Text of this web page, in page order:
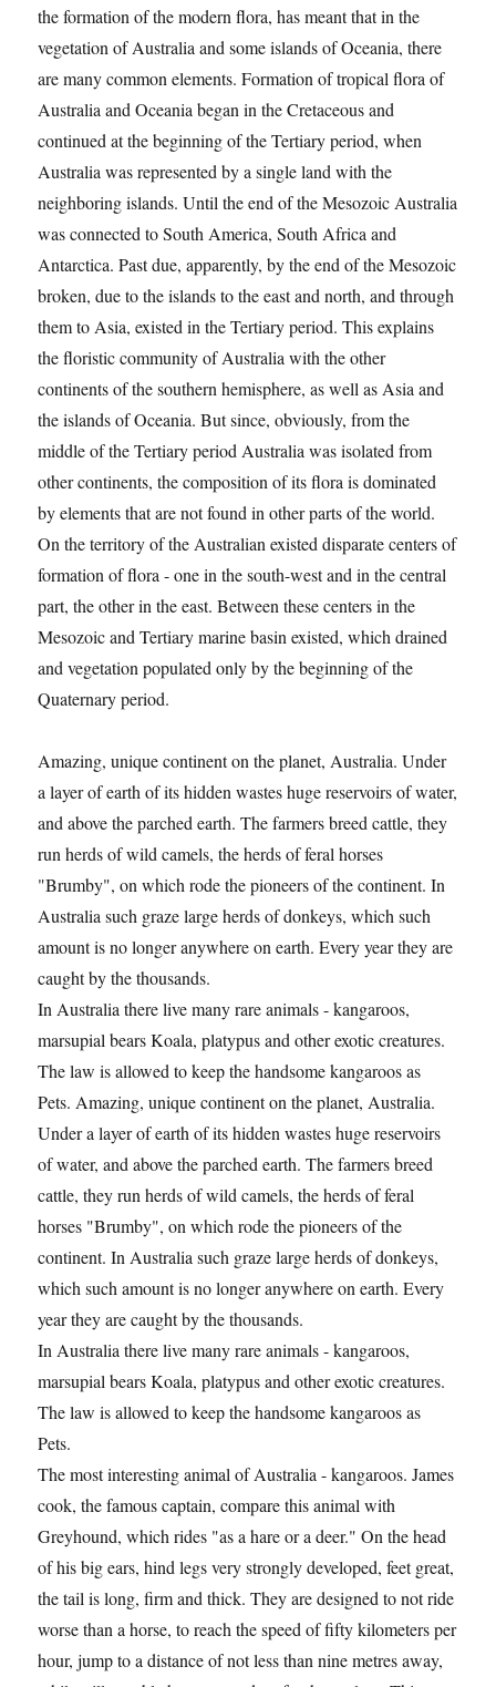
the formation of the modern flora, has meant that in the
vegetation of Australia and some islands of Oceania, there
are many common elements. Formation of tropical flora of
Australia and Oceania began in the Cretaceous and
continued at the beginning of the Tertiary period, when
Australia was represented by a single land with the
neighboring islands. Until the end of the Mesozoic Australia
was connected to South America, South Africa and
Antarctica. Past due, apparently, by the end of the Mesozoic
broken, due to the islands to the east and north, and through
them to Asia, existed in the Tertiary period. This explains
the floristic community of Australia with the other
continents of the southern hemisphere, as well as Asia and
the islands of Oceania. But since, obviously, from the
middle of the Tertiary period Australia was isolated from
other continents, the composition of its flora is dominated
by elements that are not found in other parts of the world.
On the territory of the Australian existed disparate centers of
formation of flora - one in the south-west and in the central
part, the other in the east. Between these centers in the
Mesozoic and Tertiary marine basin existed, which drained
and vegetation populated only by the beginning of the
Quaternary period.
Amazing, unique continent on the planet, Australia. Under
a layer of earth of its hidden wastes huge reservoirs of water,
and above the parched earth. The farmers breed cattle, they
run herds of wild camels, the herds of feral horses
"Brumby", on which rode the pioneers of the continent. In
Australia such graze large herds of donkeys, which such
amount is no longer anywhere on earth. Every year they are
caught by the thousands.
In Australia there live many rare animals - kangaroos,
marsupial bears Koala, platypus and other exotic creatures.
The law is allowed to keep the handsome kangaroos as
Pets. Amazing, unique continent on the planet, Australia.
Under a layer of earth of its hidden wastes huge reservoirs
of water, and above the parched earth. The farmers breed
cattle, they run herds of wild camels, the herds of feral
horses "Brumby", on which rode the pioneers of the
continent. In Australia such graze large herds of donkeys,
which such amount is no longer anywhere on earth. Every
year they are caught by the thousands.
In Australia there live many rare animals - kangaroos,
marsupial bears Koala, platypus and other exotic creatures.
The law is allowed to keep the handsome kangaroos as
Pets.
The most interesting animal of Australia - kangaroos. James
cook, the famous captain, compare this animal with
Greyhound, which rides "as a hare or a deer." On the head
of his big ears, hind legs very strongly developed, feet great,
the tail is long, firm and thick. They are designed to not ride
worse than a horse, to reach the speed of fifty kilometers per
hour, jump to a distance of not less than nine metres away,